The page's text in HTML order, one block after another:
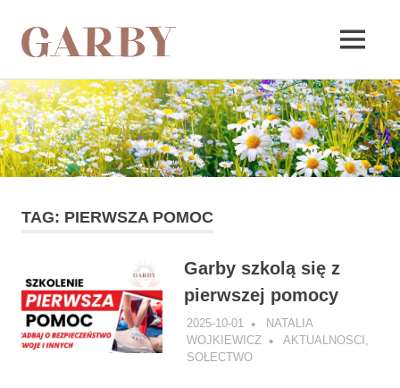
Skip
to
content
MENU
TAG: PIERWSZA POMOC
Garby szkolą się z
pierwszej pomocy
2025-10-01
NATALIA
WOJKIEWICZ
AKTUALNOSCI
SOŁECTWO